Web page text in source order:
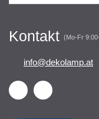
Kontakt (Mo-Fr
info@dekolamp.at